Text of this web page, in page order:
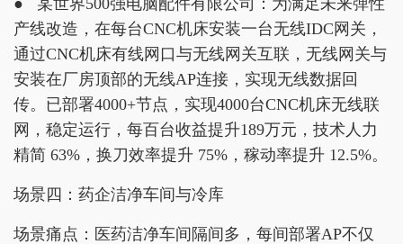
产线改造，在每台CNC机床安装一台无线IDC网关，
通过CNC机床有线网口与无线网关互联，无线网关与
安装在厂房顶部的无线AP连接，实现无线数据回
传。已部署4000+节点，实现4000台CNC机床无线联
网，稳定运行，每百台收益提升189万元，技术人力
精简 63%，换刀效率提升 75%，稼动率提升 12.5%。
场景四：药企洁净车间与冷库
场景痛点：医药洁净车间隔间多，每间部署AP不仅